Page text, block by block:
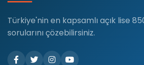
Türkiye'nin en kapsamlı açık lise
sorularını çözebilirsiniz.